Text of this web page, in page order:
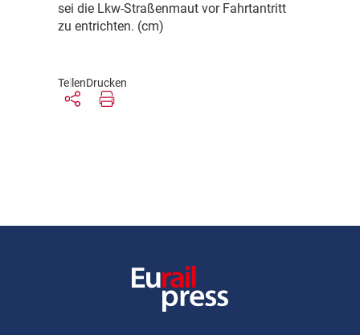
sei die Lkw-Straßenmaut vor Fahrtantritt
zu entrichten. (cm)
TeilenDrucken